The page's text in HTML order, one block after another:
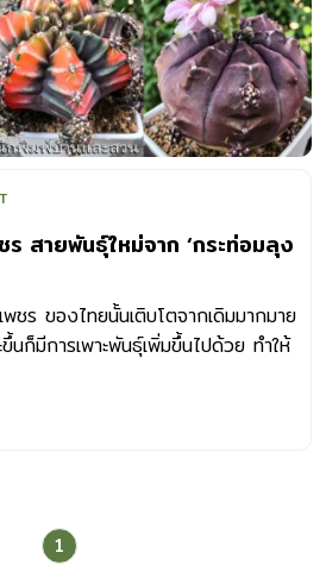
สายพันธุ์ใหม่จาก ‘กระท่อมลุง
ชร ของไทยนั้นเติบโตจากเดิมมากมาย
ขึ้นก็มีการเพาะพันธุ์เพิ่มขึ้นไปด้วย ทำให้
1